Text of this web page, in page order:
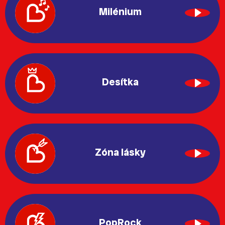
Milénium
Desítka
Zóna lásky